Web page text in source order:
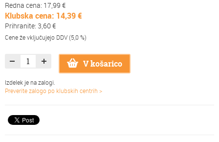
Redna cena: 17,99 €
Klubska cena: 14,39 €
Prihranite: 3,60 €
Cene že vključujejo DDV (5,0 %)
V košarico
Izdelek je na zalogi.
Preverite zalogo po klubskih centrih >